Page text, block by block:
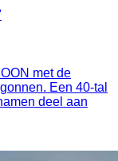
met de
Een 40-tal
deel aan